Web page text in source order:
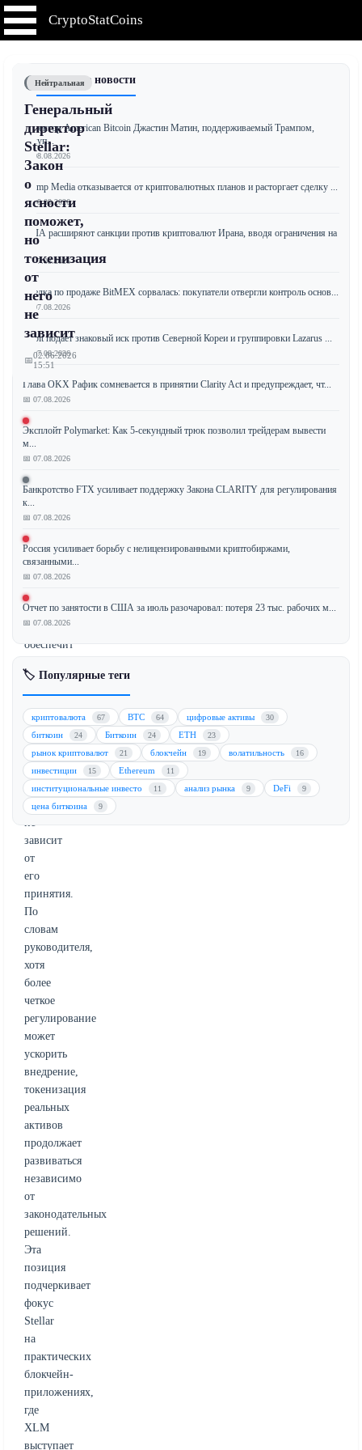
CryptoStatCoins
Нейтральная
Генеральный
директор
Stellar:
Закон
о
ясности
поможет,
но
токенизация
от
него
не
зависит
📅02.06.2026
15:51
Генеральный
директор
(XLM)
заявил,
что
предложенный
Закон
о
ясности
(Clarity
Act)
обеспечит
преимущества
для
криптовалютной
индустрии,
но
подчеркнул,
что
токенизация
не
зависит
от
его
принятия.
По
словам
руководителя,
хотя
более
четкое
регулирование
может
ускорить
внедрение,
токенизация
реальных
активов
продолжает
развиваться
независимо
от
законодательных
решений.
Эта
позиция
подчеркивает
фокус
Stellar
на
практических
блокчейн-
приложениях,
где
XLM
выступает
📰 Последние новости
Директор American Bitcoin Джастин Матин, поддерживаемый Трампом,
покуп...
📅 08.08.2026
Trump Media отказывается от криптовалютных планов и расторгает сделку ...
📅 08.08.2026
США расширяют санкции против криптовалют Ирана, вводя ограничения на
д...
📅 07.08.2026
Сделка по продаже BitMEX сорвалась: покупатели отвергли контроль основ...
📅 07.08.2026
Bybit подает знаковый иск против Северной Кореи и группировки Lazarus ...
📅 07.08.2026
Глава OKX Рафик сомневается в принятии Clarity Act и предупреждает, чт...
📅 07.08.2026
Эксплойт Polymarket: Как 5-секундный трюк позволил трейдерам вывести
м...
📅 07.08.2026
Банкротство FTX усиливает поддержку Закона CLARITY для регулирования
к...
📅 07.08.2026
Россия усиливает борьбу с нелицензированными криптобиржами,
связанными...
📅 07.08.2026
Отчет по занятости в США за июль разочаровал: потеря 23 тыс. рабочих м...
📅 07.08.2026
🏷️ Популярные теги
криптовалюта 67 BTC 64 цифровые активы 30
биткоин 24 Биткоин 24 ETH 23
рынок криптовалют 21 блокчейн 19 волатильность 16
инвестиции 15 Ethereum 11
институциональные инвесто 11 анализ рынка 9 DeFi 9
цена биткоина 9